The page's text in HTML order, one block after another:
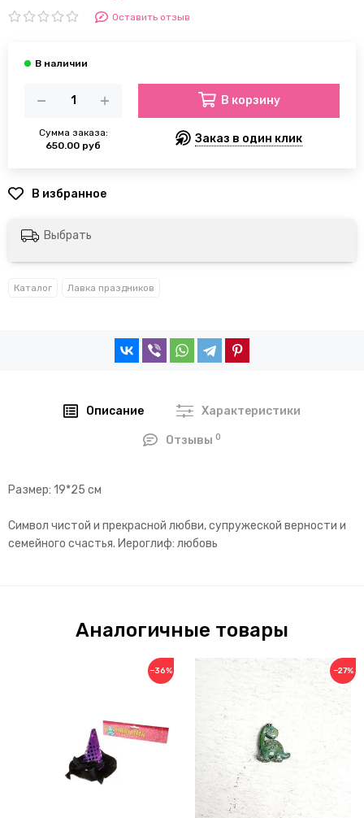
Оставить отзыв
Сумма заказа:
650.00 руб
В корзину
Заказ в один клик
Выбрать
Каталог Лавка праздников
Описание Характеристики
Отзывы0
Размер: 19*25 см
Символ чистой и прекрасной любви, супружеской верности и
семейного счастья. Иероглиф: любовь
Аналогичные товары
−36% −27%